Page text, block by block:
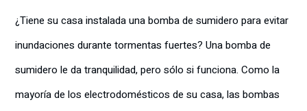
¿Tiene su casa instalada una bomba de sumidero para evitar
inundaciones durante tormentas fuertes? Una bomba de
sumidero le da tranquilidad, pero sólo si funciona. Como la
mayoría de los electrodomésticos de su casa, las bombas